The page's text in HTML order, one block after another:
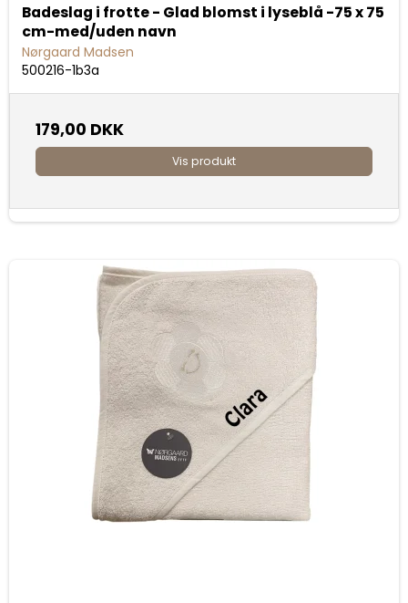
Badeslag i frotte - Glad blomst i lyseblå -75 x 75
cm-med/uden navn
Nørgaard Madsen
500216-1b3a
179,00 DKK
Vis produkt